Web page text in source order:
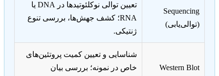
Sequencing
(توالی‌یابی)
تعیین توالی نوکلئوتیدها در DNA یا
RNA؛ کشف جهش‌ها، بررسی تنوع
ژنتیکی.
Western Blot
شناسایی و تعیین کمیت پروتئین‌های
خاص در نمونه؛ بررسی بیان